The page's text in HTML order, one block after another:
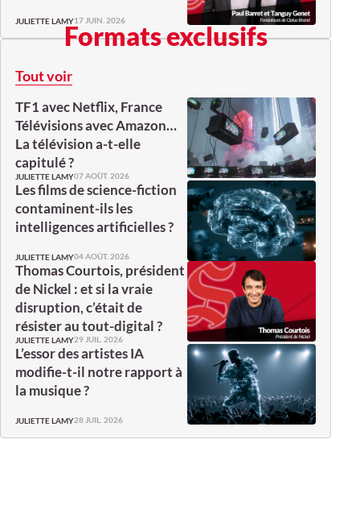
JULIETTE LAMY17 JUIN. 2026
Formats exclusifs
Tout voir
TF1 avec Netflix, France
Télévisions avec Amazon…
La télévision a-t-elle
capitulé ?
JULIETTE LAMY07 AOÛT. 2026
Les films de science-fiction
contaminent-ils les
intelligences artificielles ?
JULIETTE LAMY04 AOÛT. 2026
Thomas Courtois, président
de Nickel : et si la vraie
disruption, c’était de
résister au tout-digital ?
JULIETTE LAMY29 JUIL. 2026
L’essor des artistes IA
modifie-t-il notre rapport à
la musique ?
JULIETTE LAMY28 JUIL. 2026